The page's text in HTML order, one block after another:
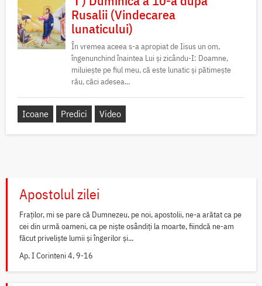
Rusalii (Vindecarea
lunaticului)
În vremea aceea s-a apropiat de Iisus un om,
îngenunchind înaintea Lui și zicându-I: Doamne,
miluiește pe fiul meu, că este lunatic și pătimește
rău, căci adesea...
Icoane Predici Video
Apostolul zilei
Fraților, mi se pare că Dumnezeu, pe noi, apostolii, ne-a arătat ca pe
cei din urmă oameni, ca pe niște osândiți la moarte, fiindcă ne-am
făcut priveliște lumii și îngerilor și...
Ap. I Corinteni 4, 9-16